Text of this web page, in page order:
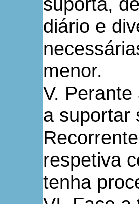
diário e
menor.
V.
a suportar
respetiva
tenha